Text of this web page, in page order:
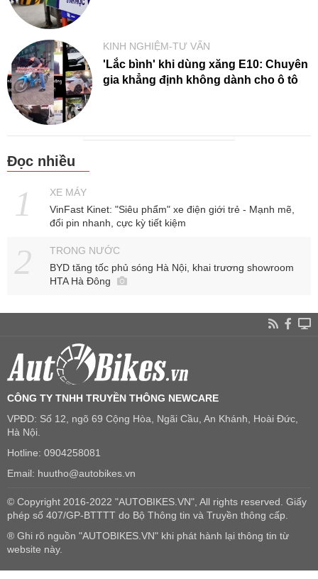
KINH NGHIỆM-TƯ VẤN
'Lắc bình' khi dùng xăng E10: Chuyên
gia khẳng định không dành cho ô tô
Đọc nhiều
XE MÁY
VinFast Kinet: "Siêu phẩm" xe điện giới trẻ - Mạnh mẽ,
đổi pin nhanh, cực kỳ tiết kiệm
TRONG NƯỚC
BYD tăng tốc phủ sóng Hà Nội, khai trương showroom
HTA Hà Đông
CÔNG TY TNHH TRUYỀN THÔNG NEWCARE
VPĐD: Số 12, ngõ 69 Cộng Hòa, Ngãi Cầu, An Khánh, Hoài Đức,
Hà Nội.
Hotline: 0904258081
Email: huutho@autobikes.vn
© Copyright 2016-2022 "AUTOBIKES.VN", All rights reserved. Giấy
phép số 407/GP-BTTTT do Bộ Thông tin và Truyền thông cấp.
® Ghi rõ nguồn "AUTOBIKES.VN" khi phát hành lại thông tin từ
website này.